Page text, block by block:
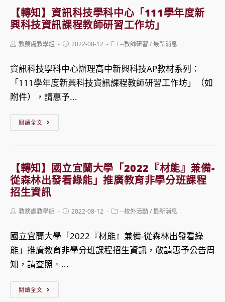
閱
委
培
訓
工
作」
科
非
擇
題
儲
備
委
員
培
訓
命
教
學
科
中
心
年
度
素
養
命
教
【轉知】資訊科技學科中心「111學年度新
興科技資訊課程教師研習工作坊」
Post教務處教學組
Post2022-08-12
Post--教師研習 /最新消息
資訊科技學科中心辦理高中新興科技AP教材系列：
「111學年度新興科技資訊課程教師研習工作坊」（如
附件），請惠予...
閱讀全文
資
訊
科
中
心
【轉知】國立宜蘭大學「2022『材能』兼備-
從森林出發看綠能」推廣教育非學分班課程
招生資訊
Post教務處教學組
Post2022-08-12
Post--校外活動/最新消息
國立宜蘭大學「2022『材能』兼備-從森林出發看綠
能」推廣教育非學分班課程招生資訊，敬請惠予公告周
知，請查照。...
閱讀全文